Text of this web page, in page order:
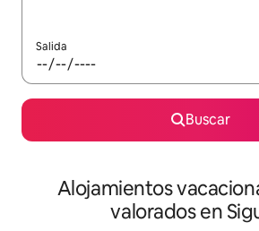
Salida
Buscar
Alojamientos
valorados en